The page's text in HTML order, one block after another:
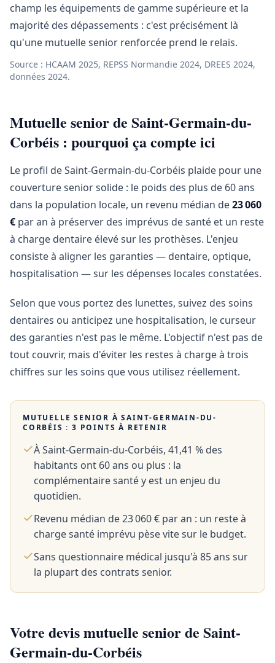
champ les équipements de gamme supérieure et la
majorité des dépassements : c'est précisément là
qu'une mutuelle senior renforcée prend le relais.
Source : HCAAM 2025, REPSS Normandie 2024, DREES 2024,
données 2024.
Mutuelle senior de Saint-Germain-du-
Corbéis : pourquoi ça compte ici
Le profil de Saint-Germain-du-Corbéis plaide pour une
couverture senior solide : le poids des plus de 60 ans
dans la population locale, un revenu médian de23 060
€ par an à préserver des imprévus de santé et un reste
à charge dentaire élevé sur les prothèses. L'enjeu
consiste à aligner les garanties — dentaire, optique,
hospitalisation — sur les dépenses locales constatées.
Selon que vous portez des lunettes, suivez des soins
dentaires ou anticipez une hospitalisation, le curseur
des garanties n'est pas le même. L'objectif n'est pas de
tout couvrir, mais d'éviter les restes à charge à trois
chiffres sur les soins que vous utilisez réellement.
MUTUELLE SENIOR ÀSAINT-GERMAIN-DU-
CORBÉIS : 3 POINTS À RETENIR
À Saint-Germain-du-Corbéis, 41,41 % des
habitants ont 60 ans ou plus : la
complémentaire santé y est un enjeu du
quotidien.
Revenu médian de 23 060 € par an : un reste à
charge santé imprévu pèse vite sur le budget.
Sans questionnaire médical jusqu'à 85 ans sur
la plupart des contrats senior.
Votre devis mutuelle senior de Saint-
Germain-du-Corbéis